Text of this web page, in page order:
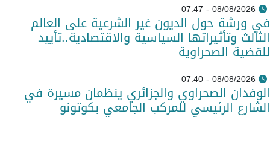
08/08/2026 - 07:47
في ورشة حول الديون غير الشرعية على العالم
الثالث وتأثيراتها السياسية والاقتصادية..تأييد
للقضية الصحراوية
08/08/2026 - 07:40
الوفدان الصحراوي والجزائري ينظمان مسيرة في
الشارع الرئيسي للمركب الجامعي بكوتونو